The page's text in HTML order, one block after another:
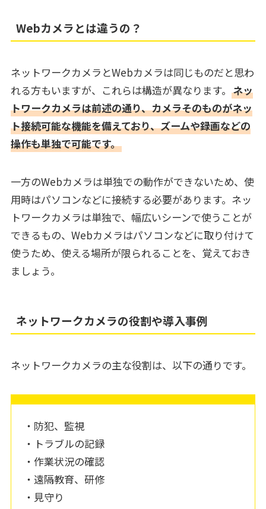
Webカメラとは違うの？
ネットワークカメラとWebカメラは同じものだと思わ
れる方もいますが、これらは構造が異なります。 ネッ
トワークカメラは前述の通り、カメラそのものがネッ
ト接続可能な機能を備えており、ズームや録画などの
操作も単独で可能です。
一方のWebカメラは単独での動作ができないため、使
用時はパソコンなどに接続する必要があります。ネッ
トワークカメラは単独で、幅広いシーンで使うことが
できるもの、Webカメラはパソコンなどに取り付けて
使うため、使える場所が限られることを、覚えておき
ましょう。
ネットワークカメラの役割や導入事例
ネットワークカメラの主な役割は、以下の通りです。
・防犯、監視
・トラブルの記録
・作業状況の確認
・遠隔教育、研修
・見守り